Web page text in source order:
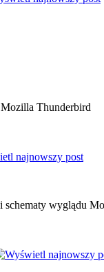
Thunderbird
schematy wyglądu